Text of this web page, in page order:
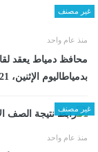
غير مصنف
منذ عام واحد
محافظ دمياط يعقد
بدمياطاليوم الإثنين، 21 يوليو 2025 05:12 مـ
غير مصنف
منذ عام واحد